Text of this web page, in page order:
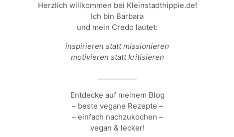
Herzlich willkommen bei Kleinstadthippie.de!
Ich bin Barbara
und mein Credo lautet:
inspirieren statt missionieren
motivieren statt kritisieren
Entdecke auf meinem Blog
– beste vegane Rezepte –
– einfach nachzukochen –
vegan & lecker!